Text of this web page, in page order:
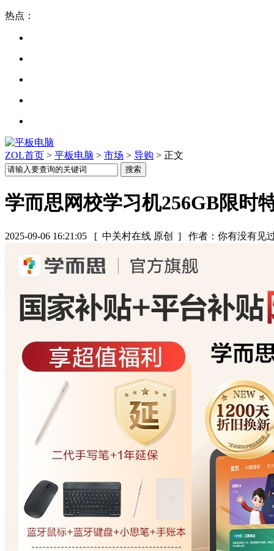
热点：
ZOL首页 > 平板电脑 > 市场 > 导购 > 正文
学而思网校学习机256GB限时
2025-09-06 16:21:05 [ 中关村在线 原创 ] 作者：你有没有见